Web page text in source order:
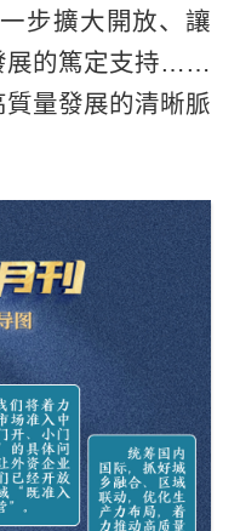
步擴大開放、讓
展的篤定支持……
量發展的清晰脈